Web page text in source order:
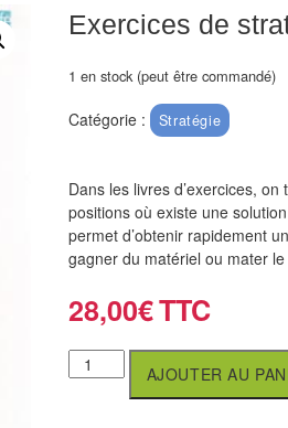
Exercices de
1 en stock (peut être commandé)
Catégorie : Stratégie
Dans les livres d’exercices,
positions où existe une
permet d’obtenir rapidement
gagner du matériel ou mater
28,00€
AJOUTER AU